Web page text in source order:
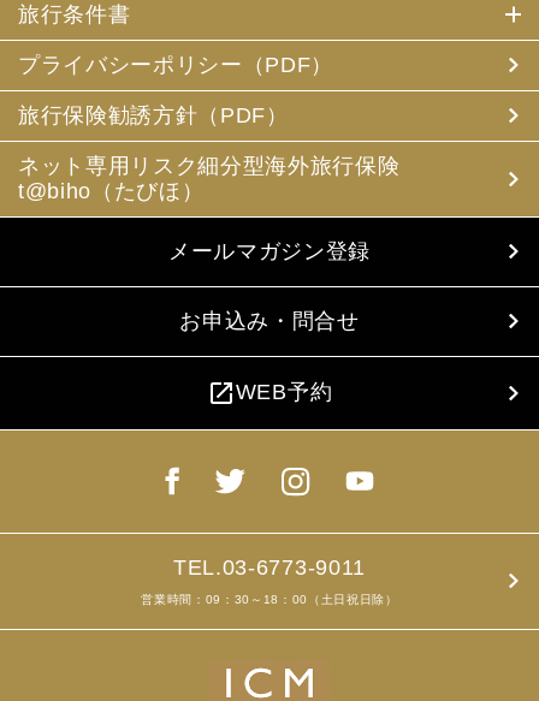
旅行条件書
プライバシーポリシー（PDF）
旅行保険勧誘方針（PDF）
ネット専用リスク細分型海外旅行保険
t@biho（たびほ）
メールマガジン登録
お申込み・問合せ
open_in_newWEB予約
TEL.03-6773-9011
営業時間：09：30～18：00（土日祝日除）